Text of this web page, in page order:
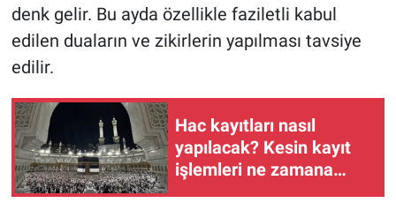
denk gelir. Bu ayda özellikle faziletli kabul
edilen duaların ve zikirlerin yapılması tavsiye
edilir.
Hac kayıtları nasıl
yapılacak? Kesin kayıt
işlemleri ne zamana
kadar sürecek?